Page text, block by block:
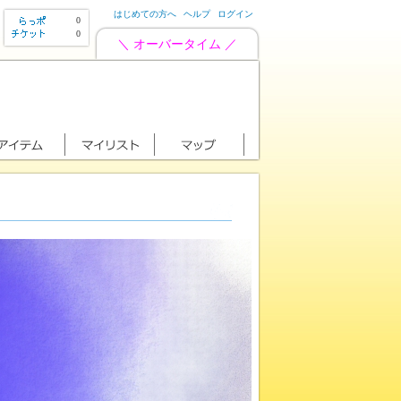
0
0
はじめての方へ ヘルプ ログイン
＼ オーバータイム ／